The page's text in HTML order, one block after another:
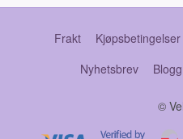
Frakt Kjøpsbetingelser
Nyhetsbrev
Blogg
©